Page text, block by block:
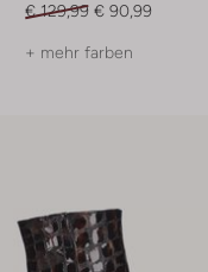
€ 129,99 € 90,99
+ mehr farben